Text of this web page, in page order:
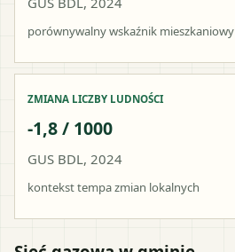
porównywalny wskaźnik mieszkaniowy
ZMIANA LICZBY LUDNOŚCI
-1,8 / 1000
GUS BDL, 2024
kontekst tempa zmian lokalnych